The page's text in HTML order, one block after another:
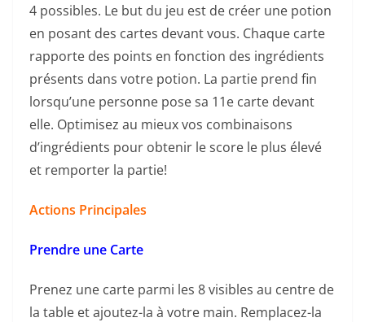
4 possibles. Le but du jeu est de créer une potion
en posant des cartes devant vous. Chaque carte
rapporte des points en fonction des ingrédients
présents dans votre potion. La partie prend fin
lorsqu’une personne pose sa 11e carte devant
elle. Optimisez au mieux vos combinaisons
d’ingrédients pour obtenir le score le plus élevé
et remporter la partie!
Actions Principales
Prendre une Carte
Prenez une carte parmi les 8 visibles au centre de
la table et ajoutez-la à votre main. Remplacez-la